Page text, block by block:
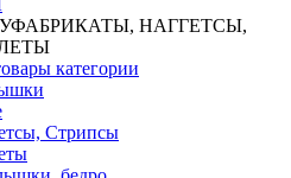
НАГГЕТСЫ,
категории
Стрипсы